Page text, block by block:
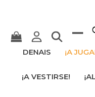
DENAIS ¡A
¡A VESTIRSE!